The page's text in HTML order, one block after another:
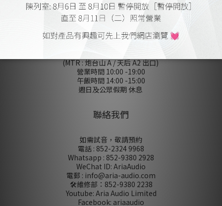
陳列室
(MTR : 炮台山 A / 天后 A2 出口)
營業時間 10:00 -19:00
午飯時間 14:00 -15:00
週日及公眾假期 休息
聯絡我們
如需試音，敬請預約
電話 : 852-2324 9968
Whatsapp : 852-9380 2928
WeChat ID: AriaAudio
電郵 : info@aria-audio.com
🛠️維修部： 852-9380 2238
Youtube: Aria Audio Limited
Facebook: ariaaudio